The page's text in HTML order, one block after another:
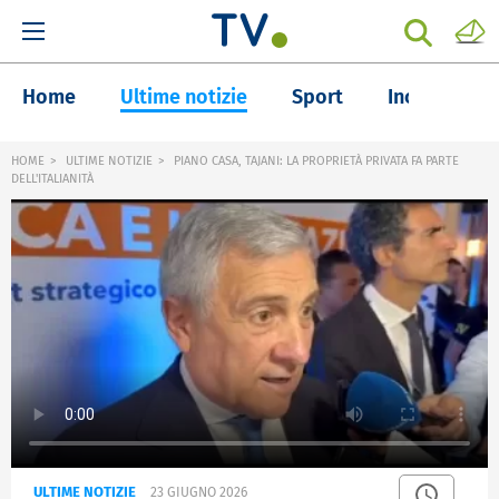
Home Ultime notizie Sport Inchieste
HOME ULTIME NOTIZIE
PIANO CASA, TAJANI: LA PROPRIETÀ PRIVATA FA PARTE
DELL'ITALIANITÀ
ULTIME NOTIZIE 23 GIUGNO 2026